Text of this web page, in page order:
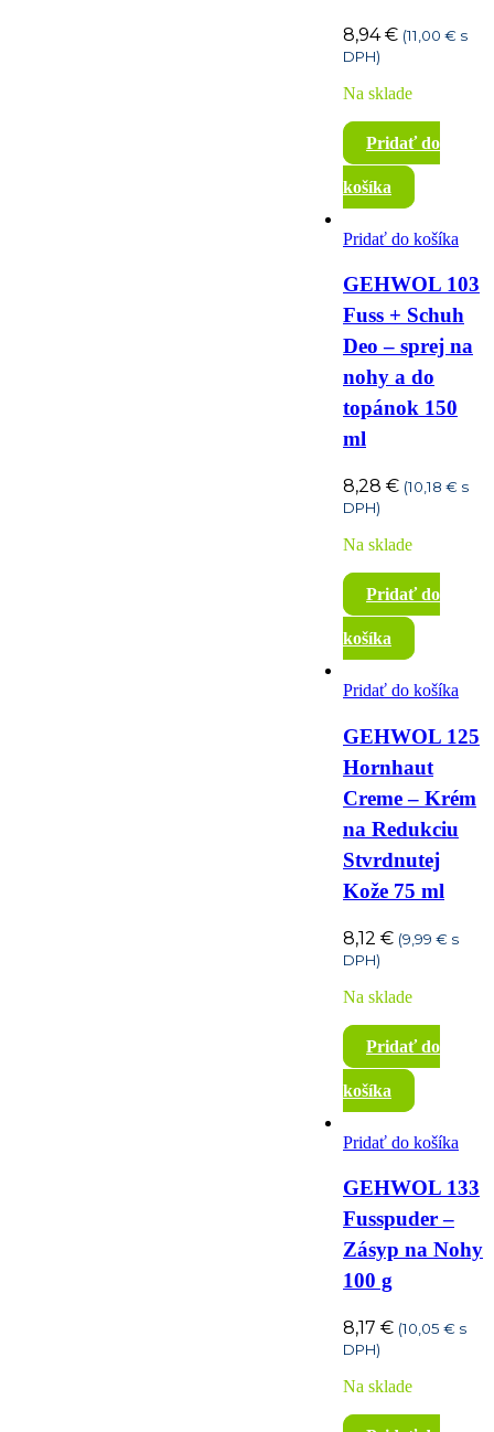
8,94€ (11,00 € s
DPH)
Na sklade
Pridať do
košíka
Pridať do košíka
GEHWOL 103
Fuss + Schuh
Deo – sprej na
nohy a do
topánok 150
ml
8,28 € (10,18 € s
DPH)
Na sklade
Pridať do
košíka
Pridať do košíka
GEHWOL 125
Hornhaut
Creme – Krém
na Redukciu
Stvrdnutej
Kože 75 ml
8,12 € (9,99 € s
DPH)
Na sklade
Pridať do
košíka
Pridať do košíka
GEHWOL 133
Fusspuder –
Zásyp na Nohy
100 g
8,17 € (10,05 € s
DPH)
Na sklade